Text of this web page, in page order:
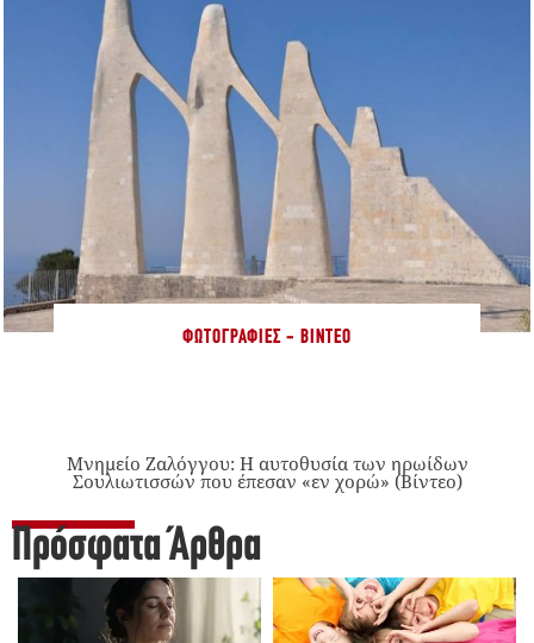
ΦΩΤΟΓΡΑΦΊΕΣ - ΒΊΝΤΕΟ
Μνημείο Ζαλόγγου: Η αυτοθυσία των ηρωίδων
Σουλιωτισσών που έπεσαν «εν χορώ» (Βίντεο)
Πρόσφατα Άρθρα